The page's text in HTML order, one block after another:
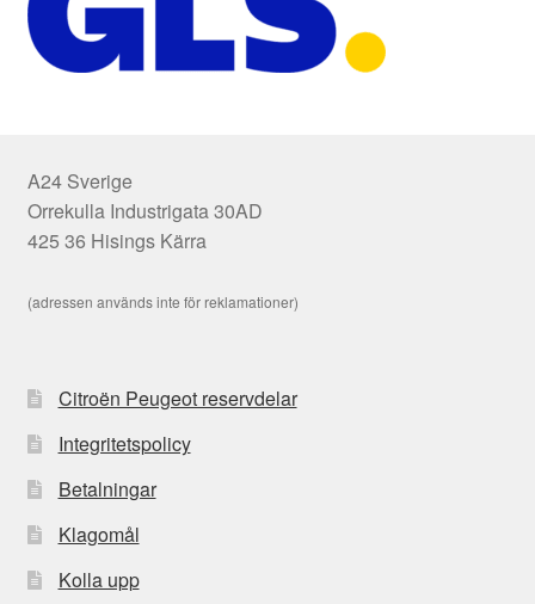
A24 Sverige
Orrekulla Industrigata 30AD
425 36 Hisings Kärra
(adressen används inte för reklamationer)
Citroën Peugeot reservdelar
Integritetspolicy
Betalningar
Klagomål
Kolla upp